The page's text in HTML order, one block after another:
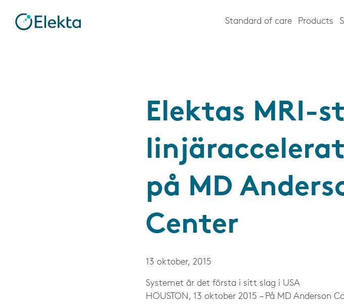
Standard of care Products
Elektas MRI-
på MD
Center
13 oktober, 2015
Systemet är det första i sitt slag i USA
HOUSTON, 13 oktober 2015 – På MD Anderson